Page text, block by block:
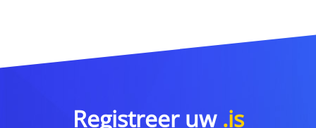
Registreer uw .is